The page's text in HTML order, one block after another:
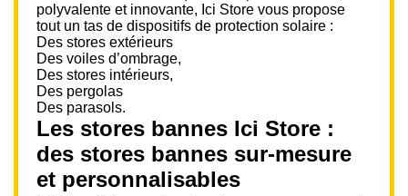
polyvalente et innovante, Ici Store vous propose
tout un tas de dispositifs de protection solaire :
Des stores extérieurs
Des voiles d’ombrage,
Des stores intérieurs,
Des pergolas
Des parasols.
Les stores bannes Ici Store :
des stores bannes sur-mesure
et personnalisables